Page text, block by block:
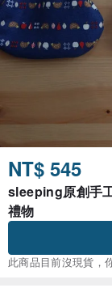
NT$ 545
sleeping原創手
禮物
此商品目前沒現貨，